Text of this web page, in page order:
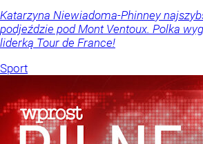
Katarzyna Niewiadoma-Phinney
podjeździe pod Mont Ventoux. Polka
liderką Tour de France!
Sport